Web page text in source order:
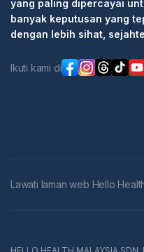
yang paling dipercayai
banyak keputusan yang
dengan lebih sihat,
Ikuti kami di
Lawati laman web Hello